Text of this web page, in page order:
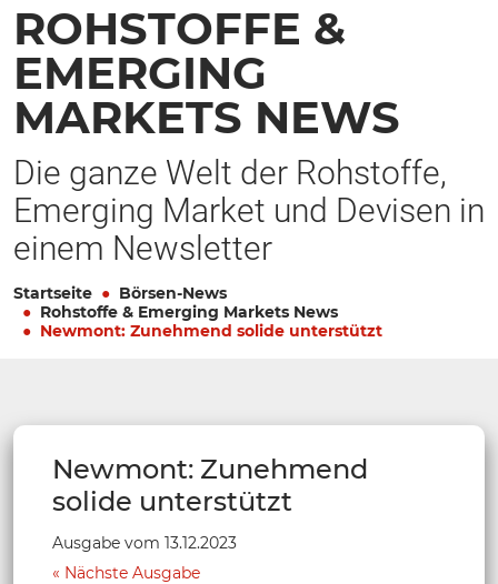
ROHSTOFFE &
EMERGING
MARKETS NEWS
Die ganze Welt der Rohstoffe,
Emerging Market und Devisen in
einem Newsletter
Startseite
Börsen-News
Rohstoffe & Emerging Markets News
Newmont: Zunehmend solide unterstützt
Newmont: Zunehmend
solide unterstützt
Ausgabe vom 13.12.2023
Nächste Ausgabe